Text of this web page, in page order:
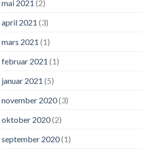
mai 2021 (2)
april 2021 (3)
mars 2021 (1)
februar 2021 (1)
januar 2021 (5)
november 2020(3)
oktober 2020(2)
september 2020(1)